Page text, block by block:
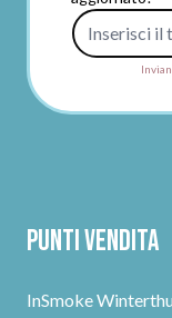
Punti vendita
InSmoke